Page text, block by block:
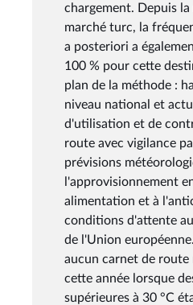
chargement. Depuis
marché turc, la
a posteriori a
100 % pour cette
plan de la méthode :
niveau national et
d'utilisation et de
route avec vigilance
prévisions
l'approvisionnement
alimentation et à
conditions d'attente
de l'Union
aucun carnet de route
cette année lorsque
supérieures à 30 °C